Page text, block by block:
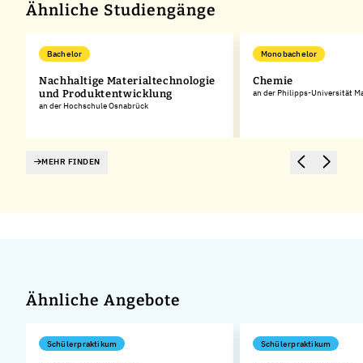
Ähnliche Studiengänge
Bachelor
Nachhaltige Materialtechnologie
und Produktentwicklung
an der Hochschule Osnabrück
Monobachelor
Chemie
an der Philipps-Universität
MEHR FINDEN
Ähnliche Angebote
Schülerpraktikum Schülerpraktikum